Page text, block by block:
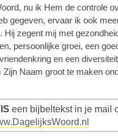
nu ik Hem de controle
gegeven, ervaar ik ook
Hij zegent mij met
persoonlijke groei, een
en een
Zijn Naam groot te maken
een bijbeltekst in je mail